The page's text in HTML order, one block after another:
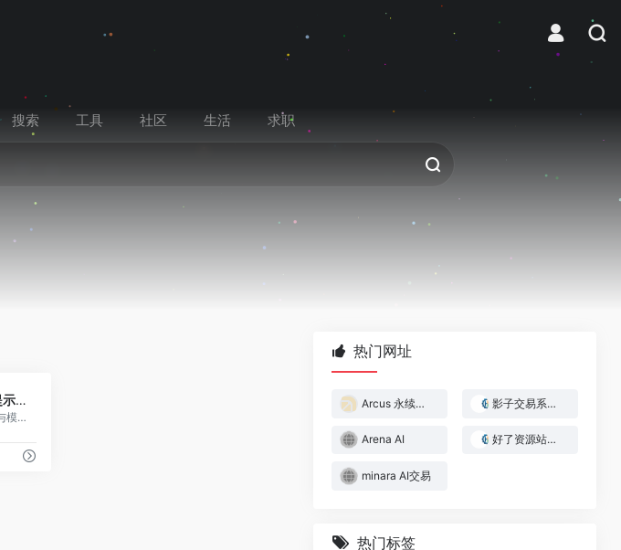
搜索 工具 社区 生活 求职
GPT-Image2 提示词引擎
工业级提示词引擎与模板库，包含470+案例逆向工程和20+套模板，提炼出Skills，持续更新。
热门网址
Arcus 永续合约交易所 影子交易系统 — 跟着做市商赚钱
Arena AI 好了资源站｜Web3与AI实战资源库
minara AI交易
热门标签